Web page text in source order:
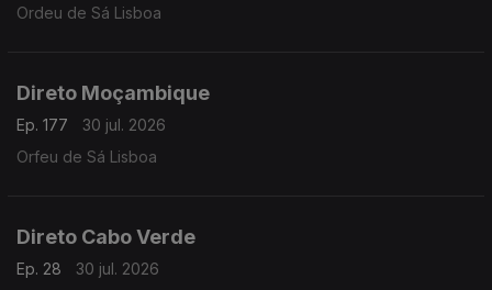
Ordeu de Sá Lisboa
Direto Moçambique
Ep. 177
30 jul. 2026
Orfeu de Sá Lisboa
Direto Cabo Verde
Ep. 28
30 jul. 2026